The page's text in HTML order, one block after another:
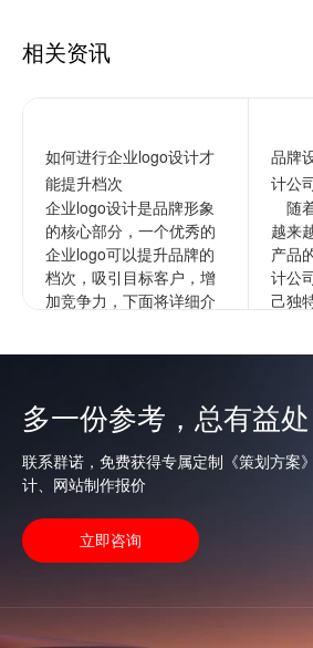
相关资讯
如何进行企业logo设计才
能提升档次
企业logo设计是品牌形象
的核心部分，一个优秀的
企业logo可以提升品牌的
档次，吸引目标客户，增
加竞争力，下面将详细介
品牌
计公
随
越来
产品
计公
己独
查
多一份参考，总有益处
联系群诺，免费获得专属定制《策划方案
计、网站制作报价
立即咨询